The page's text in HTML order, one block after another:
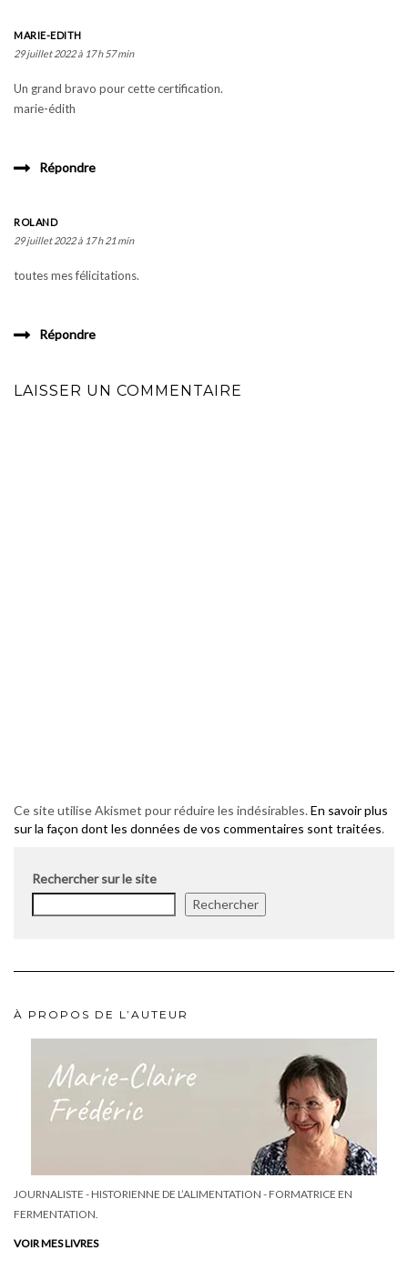
MARIE-EDITH
29 juillet 2022 à 17 h 57 min
Un grand bravo pour cette certification.
marie-édith
Répondre
ROLAND
29 juillet 2022 à 17 h 21 min
toutes mes félicitations.
Répondre
LAISSER UN COMMENTAIRE
Ce site utilise Akismet pour réduire les indésirables.En savoir plus
sur la façon dont les données de vos commentaires sont traitées.
Rechercher sur le site
Rechercher
À PROPOS DE L’AUTEUR
JOURNALISTE - HISTORIENNE DE L’ALIMENTATION - FORMATRICE EN
FERMENTATION.
VOIR MES LIVRES